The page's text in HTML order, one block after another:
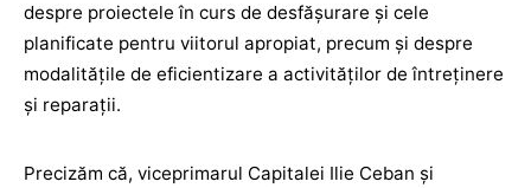
despre proiectele în curs de desfășurare și cele
planificate pentru viitorul apropiat, precum și despre
modalitățile de eficientizare a activităților de întreținere
și reparații.
Precizăm că, viceprimarul Capitalei Ilie Ceban și